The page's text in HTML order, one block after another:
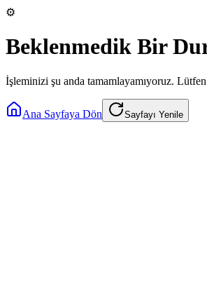
⚙️
Beklenmedik Bir
İşleminizi şu anda tamamlayamıyoruz.
Ana Sayfaya Dön Sayfayı Yenile